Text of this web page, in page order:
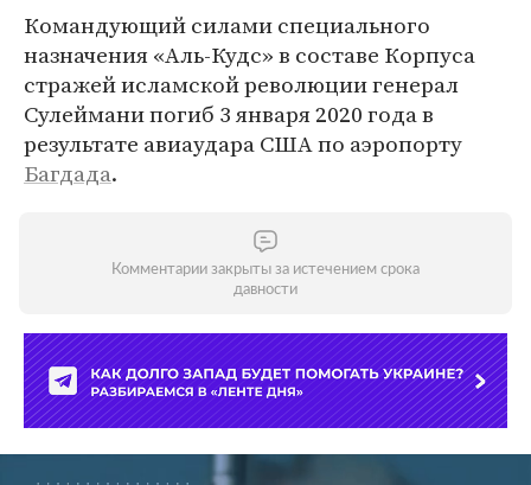
Командующий силами специального
назначения «Аль-Кудс» в составе Корпуса
стражей исламской революции генерал
Сулеймани погиб 3 января 2020 года в
результате авиаудара США по аэропорту
Багдада.
Комментарии закрыты за истечением срока
давности